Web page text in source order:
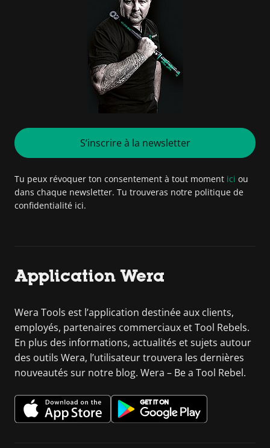
S’inscrire à la newsletter
Tu peux révoquer ton consentement à tout moment ici ou
dans chaque newsletter. Tu trouveras notre politique de
confidentialité ici.
Application Wera
Wera Tools est l’application destinée aux clients,
employés, partenaires commerciaux et Tool Rebels.
En plus des informations, actualités et sujets autour
des outils Wera, l’utilisateur trouvera les dernières
nouveautés sur notre blog. Wera – Be a Tool Rebel.